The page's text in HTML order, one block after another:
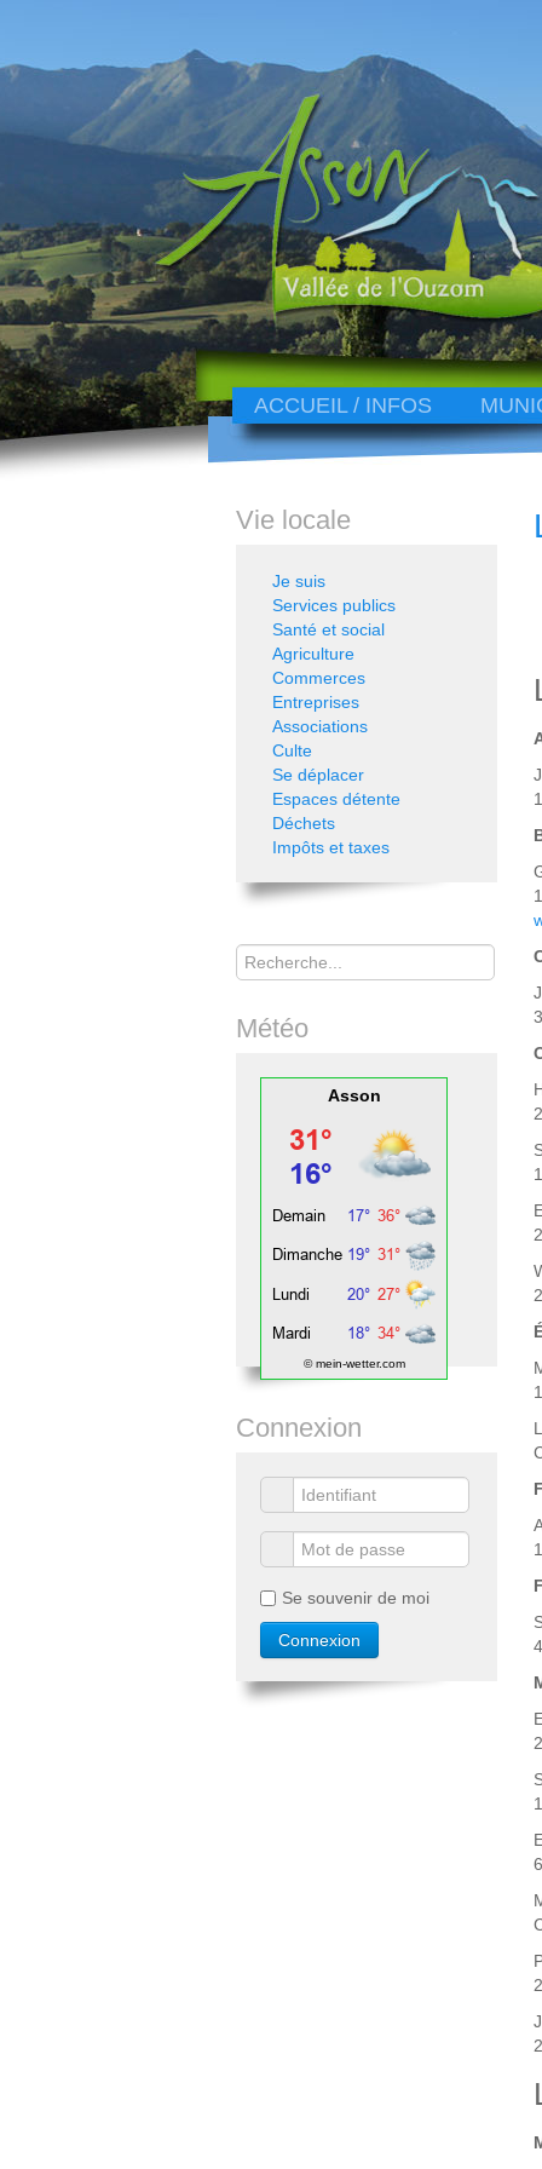
ACCUEIL / INFOS
Vie locale
Je suis
Services publics
Santé et social
Agriculture
Commerces
Entreprises
Associations
Culte
Se déplacer
Espaces détente
Déchets
Impôts et taxes
Rechercher
Météo
Asson
© mein-wetter.com
Connexion
Se souvenir de moi